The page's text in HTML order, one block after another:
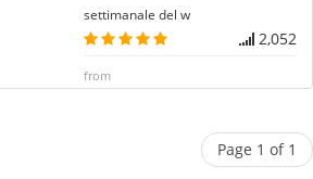
settimanale del w
2,052
from
Page 1 of 1